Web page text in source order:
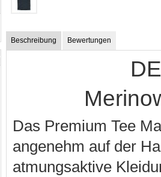
Beschreibung Bewertungen
Das Premium Tee
angenehm auf der
atmungsaktive